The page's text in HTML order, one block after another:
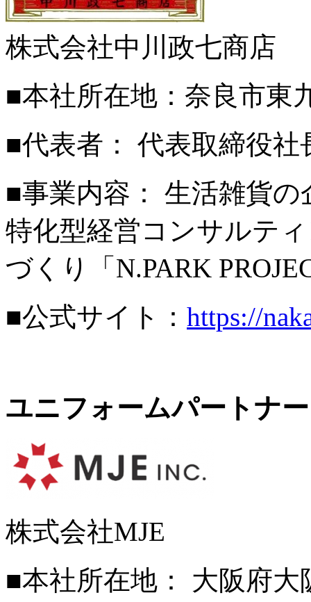
株式会社中川政七商店
■本社所在地：奈良市東
■代表者： 代表取締役
■事業内容： 生活雑貨
特化型経営コンサルテ
づくり「N.PARK
■公式サイト： https://
ユニフォームパートナ
株式会社MJE
■本社所在地： 大阪府大